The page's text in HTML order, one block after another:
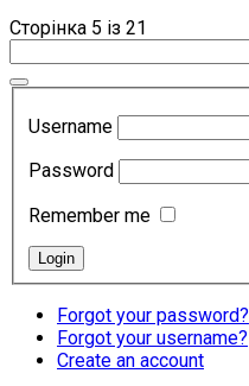
Сторінка 5 із 21
Username
Password
Remember me
Forgot your password?
Forgot your username?
Create an account